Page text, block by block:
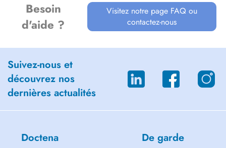
Besoin
d'aide ?
Visitez notre page FAQ ou
contactez-nous
Suivez-nous et
découvrez nos
dernières actualités
Doctena De garde